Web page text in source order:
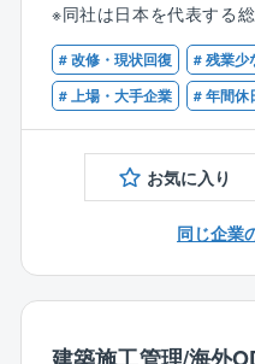
【求人の魅力】
◎建設DXやICTの活用に
でおり、建設DXのトップ
す。
◎業務効率化を通じた働
施工管理職の平均残業
◎キャリア採用も多く、
【働き方】
令和7年度「岐阜県ワー
【具体的には…】
■設備スタッフ（約10名
■オーナー様、テナント
■担当物件の保守点検、
■各種報告書作成 など
【平均残業】20時間程度
【勤務形態について】
シフト制で、基本金・土
は、土曜日出勤など週休
月～木曜日：8時30分～17時00分 日曜
※同社は日本を代表する
とした伊藤忠グループの
のグループ企業と連携し
い不動産プランへの取り
かしたビジネスを展開し
すことでよりお客様のニ
ける環境がございます。
【歓迎】以下の資格をお
施工管理技士（建築・電
# 改修・現状回復 # 残業少
# 上場・大手企業
# 年間休
お気に入り
同じ企業